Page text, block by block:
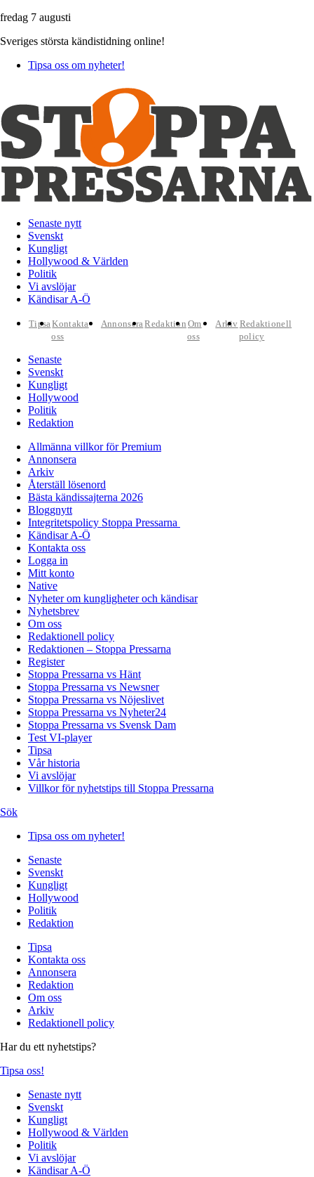
fredag 7 augusti
Sveriges största kändistidning online!
Tipsa oss om nyheter!
Senaste nytt
Svenskt
Kungligt
Hollywood & Världen
Politik
Vi avslöjar
Kändisar A-Ö
TipsaKontakta
oss
AnnonseraRedaktion Om
oss
Arkiv Redaktionell
policy
Senaste
Svenskt
Kungligt
Hollywood
Politik
Redaktion
Allmänna villkor för Premium
Annonsera
Arkiv
Återställ lösenord
Bästa kändissajterna 2026
Bloggnytt
Integritetspolicy Stoppa Pressarna
Kändisar A-Ö
Kontakta oss
Logga in
Mitt konto
Native
Nyheter om kungligheter och kändisar
Nyhetsbrev
Om oss
Redaktionell policy
Redaktionen – Stoppa Pressarna
Register
Stoppa Pressarna vs Hänt
Stoppa Pressarna vs Newsner
Stoppa Pressarna vs Nöjeslivet
Stoppa Pressarna vs Nyheter24
Stoppa Pressarna vs Svensk Dam
Test VI-player
Tipsa
Vår historia
Vi avslöjar
Villkor för nyhetstips till Stoppa Pressarna
Sök
Tipsa oss om nyheter!
Senaste
Svenskt
Kungligt
Hollywood
Politik
Redaktion
Tipsa
Kontakta oss
Annonsera
Redaktion
Om oss
Arkiv
Redaktionell policy
Har du ett nyhetstips?
Tipsa oss!
Senaste nytt
Svenskt
Kungligt
Hollywood & Världen
Politik
Vi avslöjar
Kändisar A-Ö